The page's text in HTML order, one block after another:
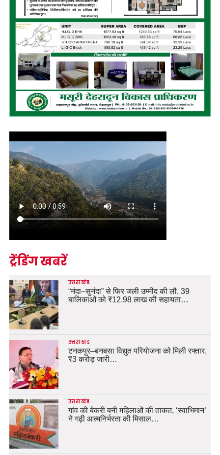
ट्रेंडिंग खबरें
उत्तराखंड
“नंदा–सुनंदा” से फिर जली उम्मीद की लौ, 39
बालिकाओं को ₹12.98 लाख की सहायता…
उत्तराखंड
टनकपुर–बनबसा विद्युत परियोजना को मिली रफ्तार,
₹3 करोड़ जारी…
उत्तराखंड
गांव की बेकरी बनी महिलाओं की ताकत, ‘स्वाभिमान’
ने गढ़ी आत्मनिर्भरता की मिसाल…